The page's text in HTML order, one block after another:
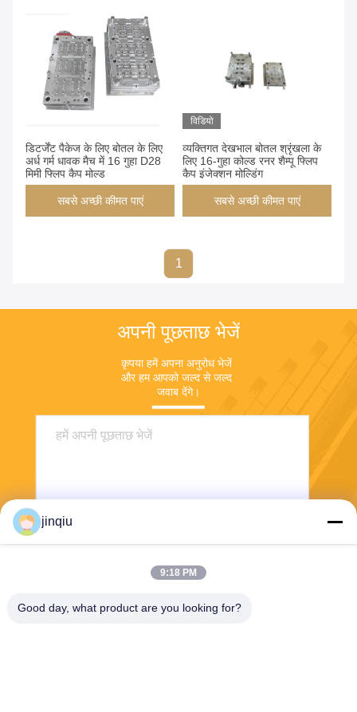
डिटर्जेंट पैकेज के लिए बोतल के लिए
अर्ध गर्म धावक मैच में 16 गुहा D28
मिमी फ्लिप कैप मोल्ड
सबसे अच्छी कीमत पाएं
विडियो
व्यक्तिगत देखभाल बोतल श्रृंखला के
लिए 16-गुहा कोल्ड रनर शैम्पू फ्लिप
कैप इंजेक्शन मोल्डिंग
सबसे अच्छी कीमत पाएं
1
अपनी पूछताछ भेजें
कृपया हमें अपना अनुरोध भेजें
और हम आपको जल्द से जल्द
जवाब देंगे।
jinqiu
9:18 PM
Good day, what product are you looking for?